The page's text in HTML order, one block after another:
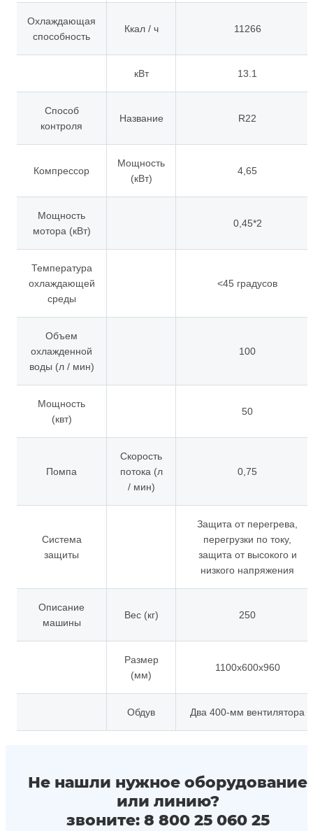
Охлаждающая
способность
Ккал / ч 11266
кВт 13.1
Способ
контроля
Название R22
Компрессор
Мощность
(кВт)
4,65
Мощность
мотора (кВт)
0,45*2
Температура
охлаждающей
среды
<45 градусов
Объем
охлажденной
воды (л / мин)
100
Мощность
(квт)
50
Помпа
Скорость
потока (л
/ мин)
0,75
Система
защиты
Защита от перегрева,
перегрузки по току,
защита от высокого и
низкого напряжения
Описание
машины
Вес (кг) 250
Размер
(мм)
1100x600x960
Обдув Два 400-мм вентилятора
Не нашли нужное оборудование
или линию?
звоните: 8 800 25 060 25